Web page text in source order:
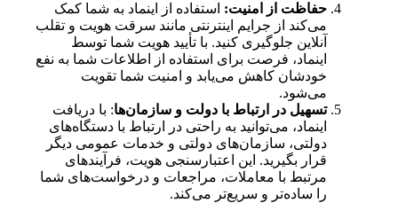
حفاظت از امنیت: استفاده از اینماد به شما کمک
می‌کند از جرایم اینترنتی مانند سرقت هویت و تقلب
آنلاین جلوگیری کنید. با تأیید هویت شما توسط
اینماد، فرصت برای استفاده از اطلاعات شما به نفع
خودشان کاهش می‌یابد و امنیت شما تقویت
می‌شود.
تسهیل در ارتباط با دولت و سازمان‌ها: با دریافت
اینماد، می‌توانید به راحتی در ارتباط با دستگاه‌های
دولتی، سازمان‌های دولتی و خدمات عمومی دیگر
قرار بگیرید. این اعتبارسنجی هویت، فرآیندهای
مرتبط با معاملات، مراجعات و درخواست‌های شما
را ساده‌تر و سریع‌تر می‌کند.